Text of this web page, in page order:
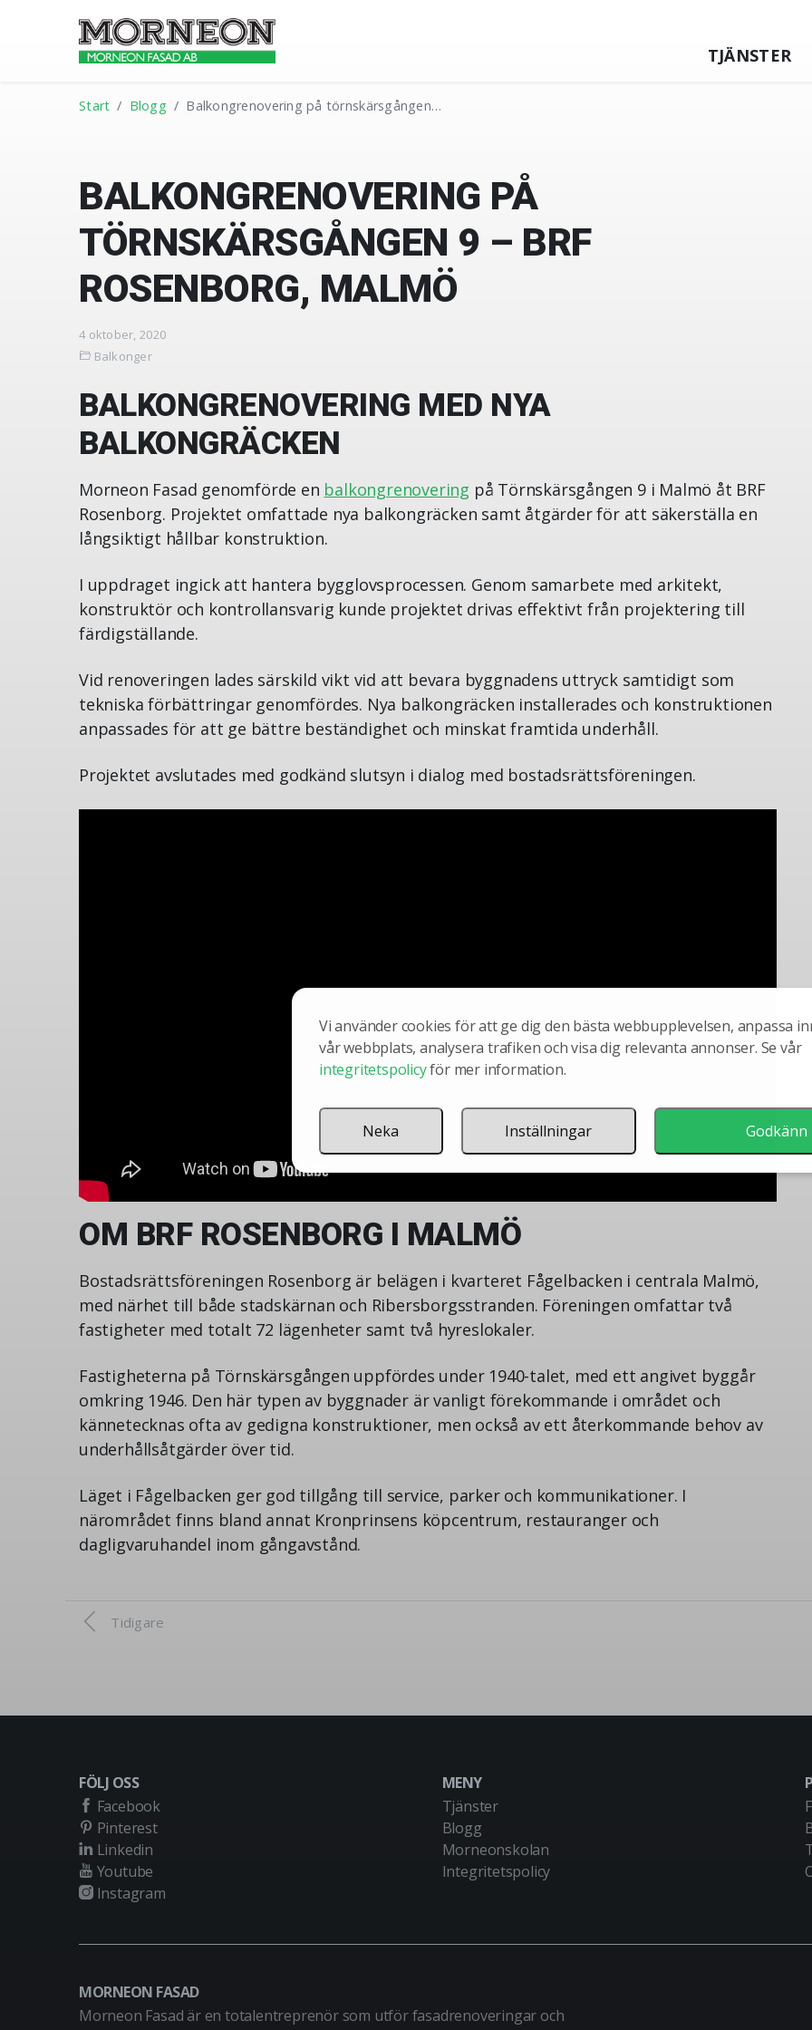
TJÄNSTER
Start Blogg Balkongrenovering på törnskärsgången…
BALKONGRENOVERING PÅ
TÖRNSKÄRSGÅNGEN 9 – BRF
ROSENBORG, MALMÖ
4 oktober, 2020
Balkonger
BALKONGRENOVERING MED NYA
BALKONGRÄCKEN
Morneon Fasad genomförde en balkongrenovering på Törnskärsgången 9 i Malmö åt BRF
Rosenborg. Projektet omfattade nya balkongräcken samt åtgärder för att säkerställa en
långsiktigt hållbar konstruktion.
I uppdraget ingick att hantera bygglovsprocessen. Genom samarbete med arkitekt,
konstruktör och kontrollansvarig kunde projektet drivas effektivt från projektering till
färdigställande.
Vid renoveringen lades särskild vikt vid att bevara byggnadens uttryck samtidigt som
tekniska förbättringar genomfördes. Nya balkongräcken installerades och konstruktionen
anpassades för att ge bättre beständighet och minskat framtida underhåll.
Projektet avslutades med godkänd slutsyn i dialog med bostadsrättsföreningen.
OM BRF ROSENBORG I MALMÖ
Bostadsrättsföreningen Rosenborg är belägen i kvarteret Fågelbacken i centrala Malmö,
med närhet till både stadskärnan och Ribersborgsstranden. Föreningen omfattar två
fastigheter med totalt 72 lägenheter samt två hyreslokaler.
Fastigheterna på Törnskärsgången uppfördes under 1940-talet, med ett angivet byggår
omkring 1946. Den här typen av byggnader är vanligt förekommande i området och
kännetecknas ofta av gedigna konstruktioner, men också av ett återkommande behov av
underhållsåtgärder över tid.
Läget i Fågelbacken ger god tillgång till service, parker och kommunikationer. I
närområdet finns bland annat Kronprinsens köpcentrum, restauranger och
dagligvaruhandel inom gångavstånd.
Tidigare
FÖLJ OSS
Facebook
Pinterest
Linkedin
Youtube
Instagram
MENY
Tjänster
Blogg
Morneonskolan
Integritetspolicy
MORNEON FASAD
Morneon Fasad är en totalentreprenör som utför fasadrenoveringar och
Vi använder cookies för att ge dig den bästa webbupplevelsen, anpassa
vår webbplats, analysera trafiken och visa dig relevanta annonser. Se vår
integritetspolicyför mer information.
Godkänn
Inställningar
Neka